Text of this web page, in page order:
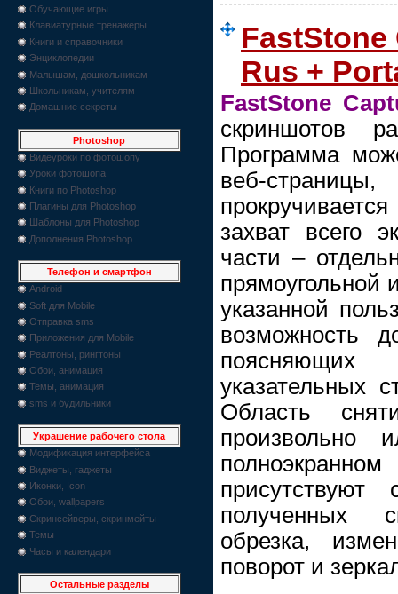
Обучающие игры
Клавиатурные тренажеры
Книги и справочники
Энциклопедии
Малышам, дошкольникам
Школьникам, учителям
Домашние секреты
Photoshop
Видеуроки по фотошопу
Уроки фотошопа
Книги по Photoshop
Плагины для Photoshop
Шаблоны для Photoshop
Дополнения Photoshop
Телефон и смартфон
Android
Soft для Mobile
Отправка sms
Приложения для Mobile
Реалтоны, рингтоны
Обои, анимация
Темы, анимация
sms и будильники
Украшение рабочего стола
Модификация интерфейса
Виджеты, гаджеты
Иконки, Icon
Обои, wallpapers
Скринсейверы, скринмейты
Темы
Часы и календари
Остальные разделы
FastStone
Rus +
FastStone
скриншотов
Программа
веб-
захват всего
части –
прямоугольной
указанной
возможность
поясняющих
указательных
Область
произвольно
присутствуют
полученных
обрезка,
поворот и